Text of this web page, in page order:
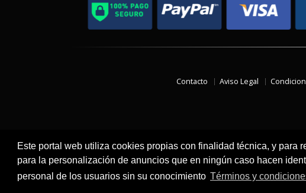
Este portal web utiliza cookies propias con finalidad técnica, y para
para la personalización de anuncios que en ningún caso hacen
personal de los usuarios sin su conocimiento Términos y
Contacto Aviso Legal